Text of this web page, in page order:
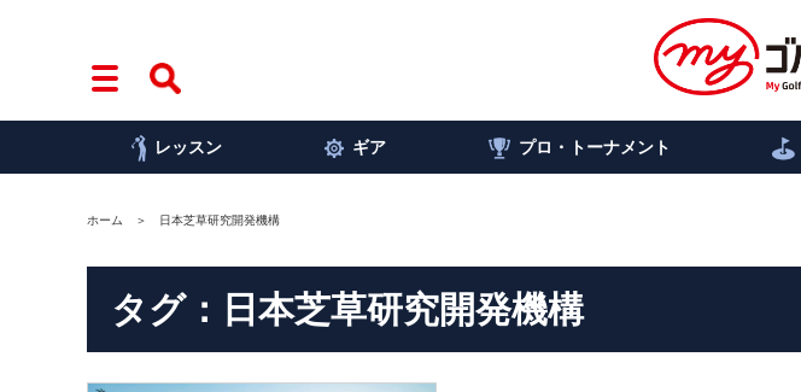
レッスン ギア プロ・トーナメント
ホーム 日本芝草研究開発機構
タグ：日本芝草研究開発機構